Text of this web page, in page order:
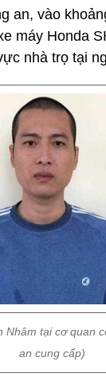
an, vào
máy Honda
nhà trọ tại
tại cơ quan
an cung cấp)